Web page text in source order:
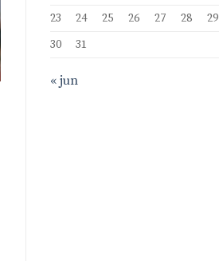
23
24 25 26 27 28
29
30
31
« jun